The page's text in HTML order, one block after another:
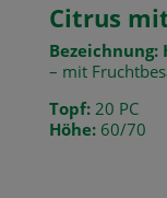
Citrus
Bezeichnung:
– mit
Topf:20 PC
Höhe:60/70